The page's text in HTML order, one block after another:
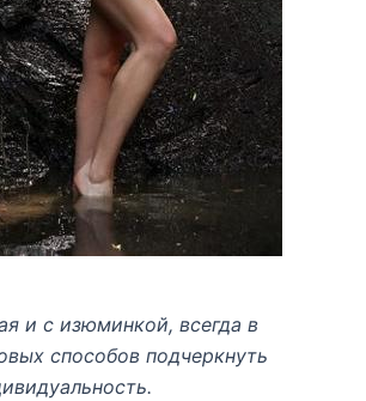
и с изюминкой, всегда в
способов подчеркнуть